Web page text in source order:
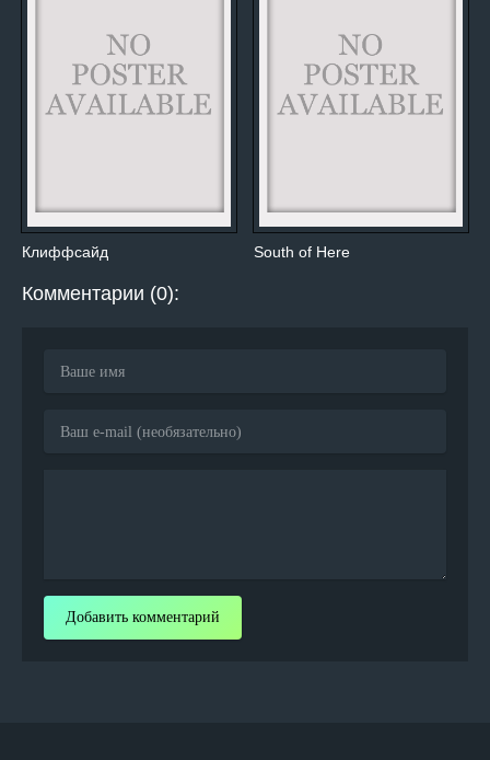
Клиффсайд South of Here
Комментарии (0):
Добавить комментарий